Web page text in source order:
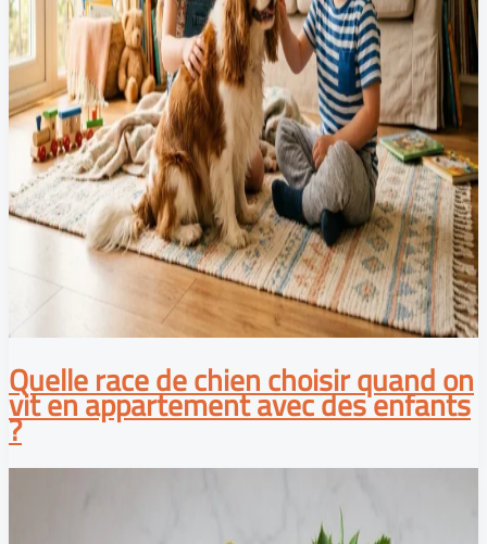
Quelle race de chien choisir quand on
vit en appartement avec des enfants
?